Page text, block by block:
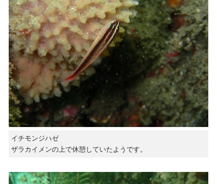
イチモンジハゼ
ザラカイメンの上で休憩していたようです。